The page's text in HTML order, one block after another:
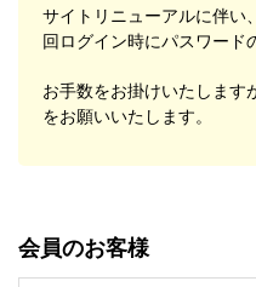
サイトリニューアルに伴い
回ログイン時にパスワード
お手数をお掛けいたします
をお願いいたします。
会員のお客様